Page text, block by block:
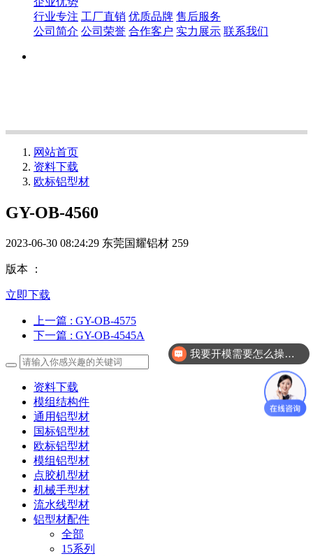
行业专注 工厂直销 优质品牌 售后服务
公司简介 公司荣誉 合作客户 实力展示 联系我们
网站首页
资料下载
欧标铝型材
GY-OB-4560
2023-06-30 08:24:29 东莞国耀铝材 259
版本 ：
立即下载
上一篇 : GY-OB-4575
下一篇 : GY-OB-4545A
资料下载
模组结构件
通用铝型材
国标铝型材
欧标铝型材
模组铝型材
点胶机型材
机械手型材
流水线型材
铝型材配件
全部
15系列
我要开模需要怎么操作？